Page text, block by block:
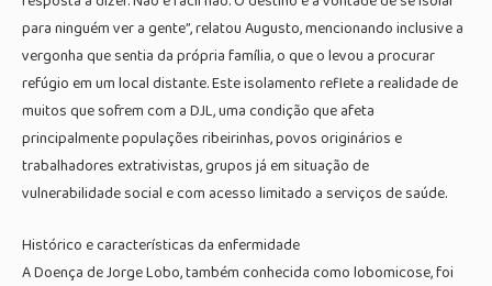
para ninguém ver a gente”, relatou Augusto, mencionando inclusive a
vergonha que sentia da própria família, o que o levou a procurar
refúgio em um local distante. Este isolamento reflete a realidade de
muitos que sofrem com a DJL, uma condição que afeta
principalmente populações ribeirinhas, povos originários e
trabalhadores extrativistas, grupos já em situação de
vulnerabilidade social e com acesso limitado a serviços de saúde.
Histórico e características da enfermidade
A Doença de Jorge Lobo, também conhecida como lobomicose, foi